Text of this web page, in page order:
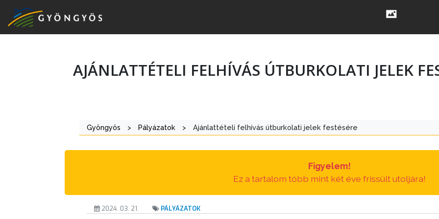
LÁTVÁNYOSSÁGOK
VÁROSUNKRÓL
AJÁNLATTÉTELI FELHÍVÁS ÚTBURKOLATI JELEK
Gyöngyös > Pályázatok > Ajánlattételi felhívás útburkolati jelek festésére
Figyelem!
Ez a tartalom több mint két éve frissült utoljára!
2024. 03. 21. PÁLYÁZATOK